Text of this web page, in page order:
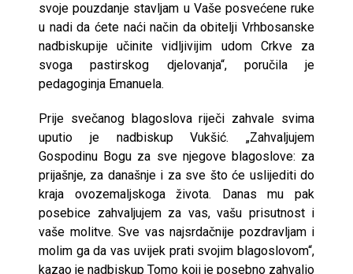
svoje pouzdanje stavljam u Vaše posvećene ruke
u nadi da ćete naći način da obitelji Vrhbosanske
nadbiskupije učinite vidljivijim udom Crkve za
svoga pastirskog djelovanja“, poručila je
pedagoginja Emanuela.
Prije svečanog blagoslova riječi zahvale svima
uputio je nadbiskup Vukšić. „Zahvaljujem
Gospodinu Bogu za sve njegove blagoslove: za
prijašnje, za današnje i za sve što će uslijediti do
kraja ovozemaljskoga života. Danas mu pak
posebice zahvaljujem za vas, vašu prisutnost i
vaše molitve. Sve vas najsrdačnije pozdravljam i
molim ga da vas uvijek prati svojim blagoslovom“,
kazao je nadbiskup Tomo koji je posebno zahvalio